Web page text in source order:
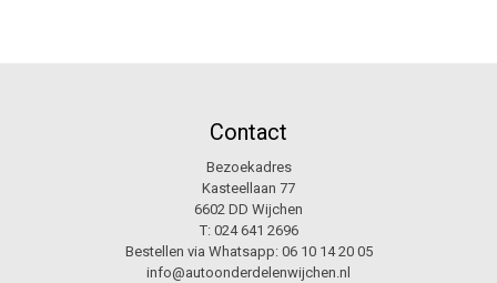
Contact
Bezoekadres
Kasteellaan 77
6602 DD Wijchen
T: 024 641 2696
Bestellen via Whatsapp: 06 10 14 20 05
info@autoonderdelenwijchen.nl